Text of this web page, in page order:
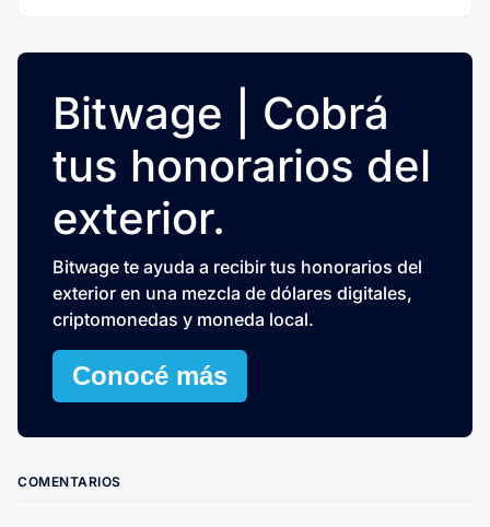
Bitwage | Cobrá
tus honorarios del
exterior.
Bitwage te ayuda a recibir tus honorarios del
exterior en una mezcla de dólares digitales,
criptomonedas y moneda local.
Conocé más
COMENTARIOS